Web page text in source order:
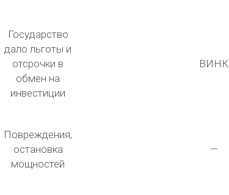
Государство
дало льготы и
отсрочки в
обмен на
инвестиции
ВИНК
Повреждения,
остановка
мощностей
—